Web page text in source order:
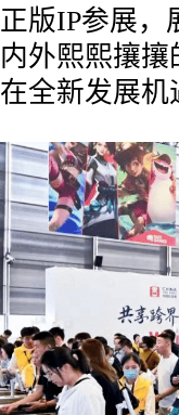
正版IP参展，
内外熙熙攘
在全新发展